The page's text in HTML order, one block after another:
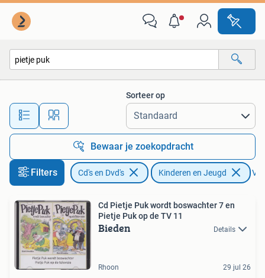
Alle afstanden…
Sorteer op
Bewaar je zoekopdracht
Filters Cd's en Dvd's Kinderen en Jeugd
Cd Pietje Puk wordt boswachter 7 en
Pietje Puk op de TV 11
Bieden Details
Rhoon 29 jul 26